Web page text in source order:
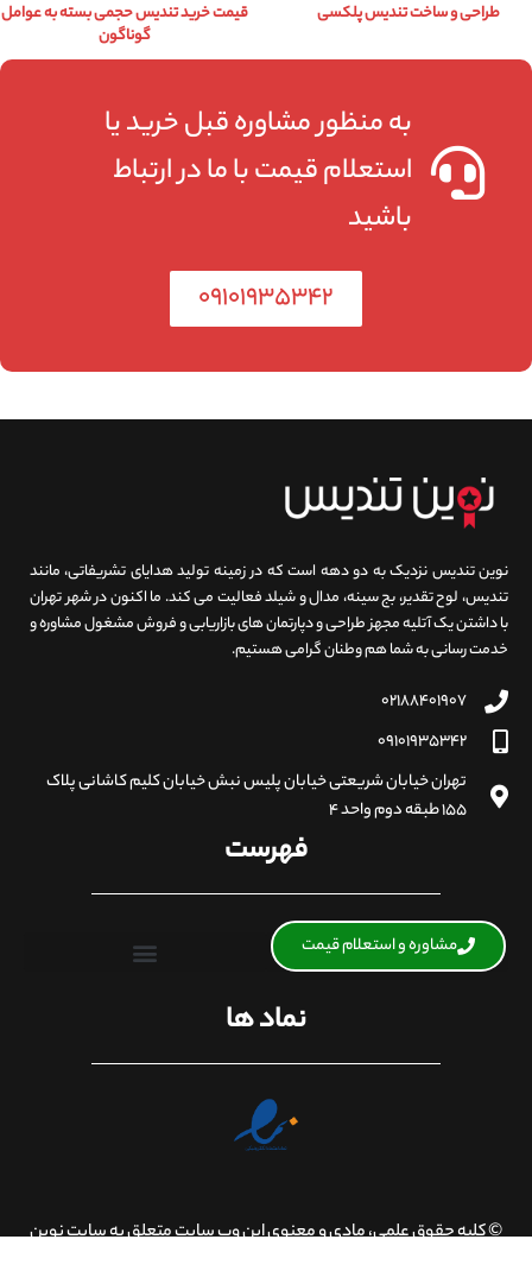
طراحی و ساخت تندیس پلکسی
قیمت خرید تندیس حجمی بسته به عوامل
گوناگون
به منظور مشاوره قبل خرید یا
استعلام قیمت با ما در ارتباط
باشید
۰۹۱۰۱۹۳۵۳۴۲
نوین تندیس نزدیک به دو دهه است که در زمینه تولید هدایای تشریفاتی، مانند
تندیس، لوح تقدیر، بج سینه، مدال و شیلد فعالیت می کند. ما اکنون در شهر تهران
با داشتن یک آتلیه مجهز طراحی و دپارتمان های بازاریابی و فروش مشغول مشاوره و
خدمت رسانی به شما هم وطنان گرامی هستیم.
۰۲۱۸۸۴۰۱۹۰۷
۰۹۱۰۱۹۳۵۳۴۲
تهران خیابان شریعتی خیابان پلیس نبش خیابان کلیم کاشانی پلاک
۱۵۵ طبقه دوم واحد ۴
فهرست
نماد ها
© کلیه حقوق علمی، مادی و معنوی این وب سایت متعلق به سایت نوین
مشاوره و استعلام قیمت